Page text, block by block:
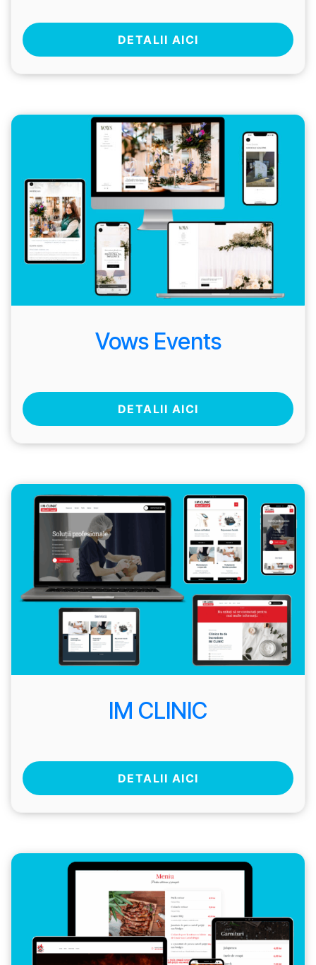
DETALII AICI
Vows Events
DETALII AICI
IM CLINIC
DETALII AICI